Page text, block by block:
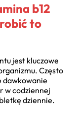
b12
to
jest kluczowe
Często
dawkowanie
w codziennej
dziennie.